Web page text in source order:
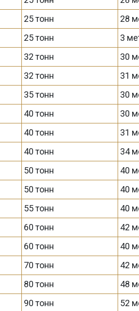
25 тонн 28
25 тонн 3
32 тонн 30
32 тонн 31
35 тонн 30
40 тонн 30
40 тонн 31
40 тонн 34
50 тонн 40
50 тонн 40
55 тонн 40
60 тонн 42
60 тонн 40
70 тонн 42
80 тонн 48
90 тонн 52